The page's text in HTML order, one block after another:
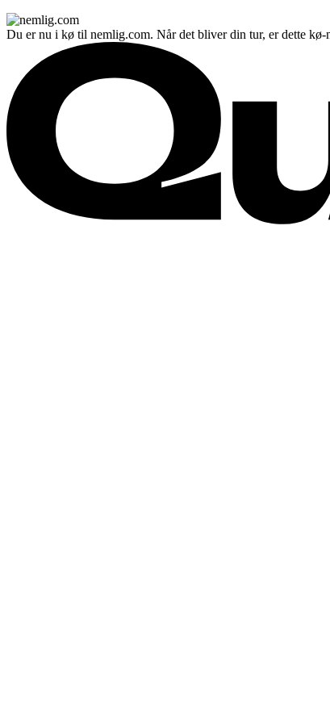
Du er nu i kø til nemlig.com. Når det bliver din tur, er dette